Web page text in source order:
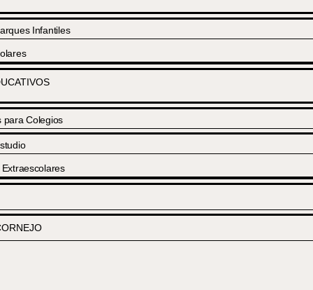
Infantiles
para Colegios